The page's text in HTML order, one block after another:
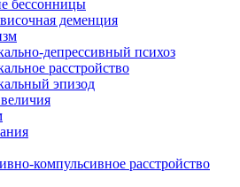
бессонницы
деменция
депрессивный психоз
расстройство
эпизод
компульсивное расстройство